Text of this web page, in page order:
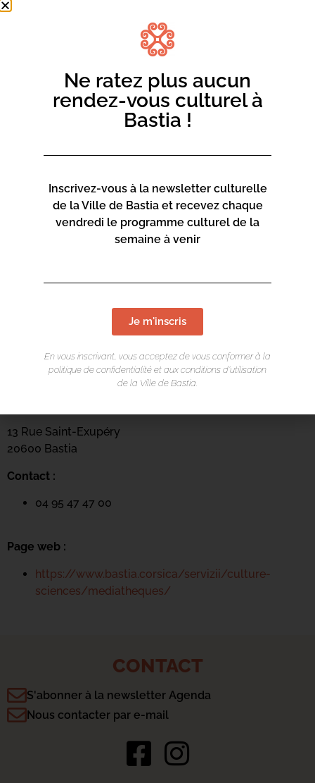
illustrer un album grâce aux mouvements et feront
appel à l’imaginaire pour explorer le temps, l’espace et le
ABC Danse.
LIEU DE L'ÉVÉNEMENT
13 Rue Saint-Exupéry
20600 Bastia
Contact :
04 95 47 47 00
Page web :
https://www.bastia.corsica/servizii/culture-
sciences/mediatheques/
CONTACT
S'abonner à la newsletter Agenda
Nous contacter par e-mail
Ne ratez plus aucun
rendez-vous culturel à
Bastia !
Inscrivez-vous à la newsletter culturelle
de la Ville de Bastia et recevez chaque
vendredi le programme culturel de la
semaine à venir
Je m'inscris
En vous inscrivant, vous acceptez de vous conformer à la
politique de confidentialité et aux conditions d’utilisation
de la Ville de Bastia.